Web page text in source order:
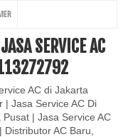
SERVICE AC
AC di Jakarta
| Jasa Service AC Di
| Jasa Service AC
AC Baru,